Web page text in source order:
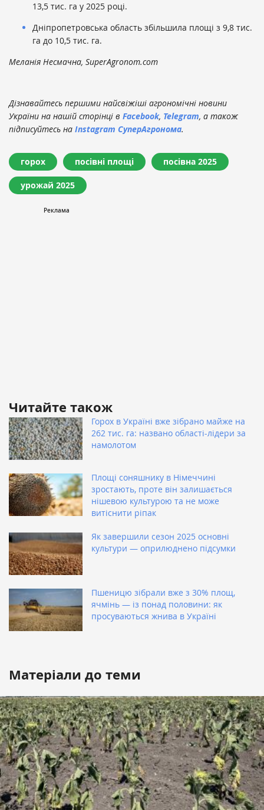
13,5 тис. га у 2025 році.
Дніпропетровська область збільшила площі з 9,8 тис.
га до 10,5 тис. га.
Меланія Несмачна, SuperAgronom.com
Дізнавайтесь першими найсвіжіші агрономічні новини
України на нашій сторінці в Facebook, Telegram, а також
підписуйтесь на Instagram СуперАгронома.
горох посівні площі посівна 2025
урожай 2025
Читайте також
Горох в Україні вже зібрано майже на
262 тис. га: названо області-лідери за
намолотом
Площі соняшнику в Німеччині
зростають, проте він залишається
нішевою культурою та не може
витіснити ріпак
Як завершили сезон 2025 основні
культури — оприлюднено підсумки
Пшеницю зібрали вже з 30% площ,
ячмінь — із понад половини: як
просуваються жнива в Україні
Матеріали до теми